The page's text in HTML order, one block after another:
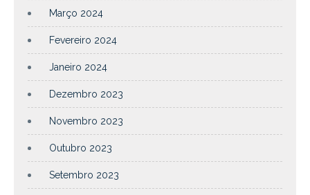
Março 2024
Fevereiro 2024
Janeiro 2024
Dezembro 2023
Novembro 2023
Outubro 2023
Setembro 2023